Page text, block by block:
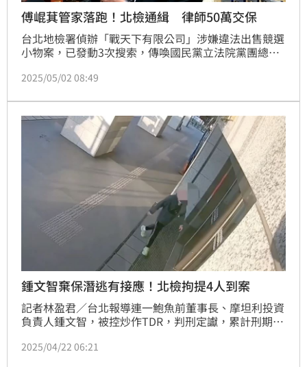
傅崐萁管家落跑！北檢通緝 律師50萬交保
台北地檢署偵辦「戰天下有限公司」涉嫌違法出售競選
小物案，已發動3次搜索，傳喚國民黨立法院黨團總召
傳出李男第一次被傳喚獲請回後，就再也傳拘無著，北
人犯，2日指揮調查局北部機動工作站發動搜索，傳喚
張睿文到案，訊後諭令50萬元交保。
2025/05/02 08:49
鍾文智棄保潛逃有接應！北檢拘提4人到案
記者林盈君／台北報導連一鮑魚前董事長、摩坦利投資
負責人鍾文智，被控炒作TDR，判刑定讞，累計刑期達
檢署已對其發布通緝，並組成專案小組追查，其中發
2025/04/22 06:21